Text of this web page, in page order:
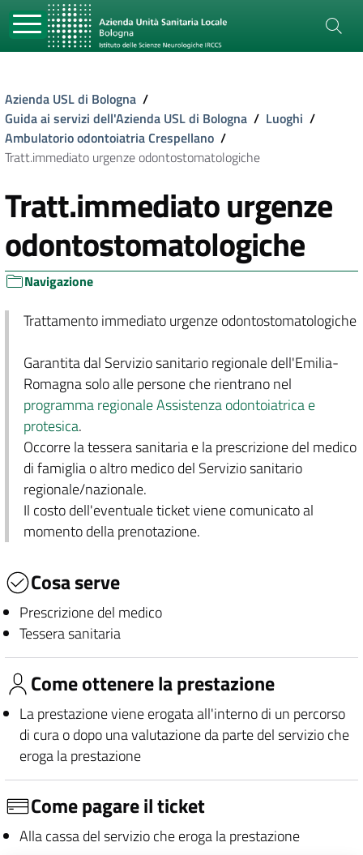
Azienda USL di Bologna /
Guida ai servizi dell'Azienda USL di Bologna / Luoghi /
Ambulatorio odontoiatria Crespellano /
Tratt.immediato urgenze odontostomatologiche
Tratt.immediato urgenze
odontostomatologiche
Navigazione
Trattamento immediato urgenze odontostomatologiche
Garantita dal Servizio sanitario regionale dell'Emilia-
Romagna solo alle persone che rientrano nel
programma regionale Assistenza odontoiatrica e
protesica.
Occorre la tessera sanitaria e la prescrizione del medico
di famiglia o altro medico del Servizio sanitario
regionale/nazionale.
Il costo dell'eventuale ticket viene comunicato al
momento della prenotazione.
Cosa serve
Prescrizione del medico
Tessera sanitaria
Come ottenere la prestazione
La prestazione viene erogata all'interno di un percorso
di cura o dopo una valutazione da parte del servizio che
eroga la prestazione
Come pagare il ticket
Alla cassa del servizio che eroga la prestazione